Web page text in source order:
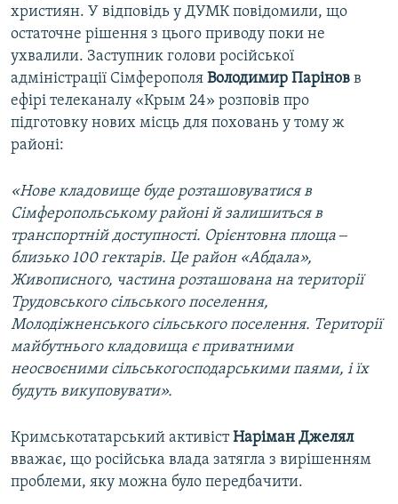
християн. У відповідь у ДУМК повідомили, що
остаточне рішення з цього приводу поки не
ухвалили. Заступник голови російської
адміністрації Сімферополя Володимир Парінов в
ефірі телеканалу «Крым 24» розповів про
підготовку нових місць для поховань у тому ж
районі:
«Нове кладовище буде розташовуватися в
Сімферопольському районі й залишиться в
транспортній доступності. Орієнтовна площа ‒
близько 100 гектарів. Це район «Абдала»,
Живописного, частина розташована на території
Трудовського сільського поселення,
Молодіжненського сільського поселення. Території
майбутнього кладовища є приватними
неосвоєними сільськогосподарськими паями, і їх
будуть викуповувати».
Кримськотатарський активістНаріман Джелял
вважає, що російська влада затягла з вирішенням
проблеми, яку можна було передбачити.